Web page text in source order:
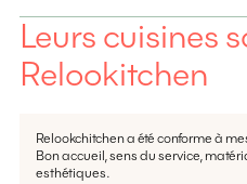
Leurs cuisines
Relookitchen
Relookchitchen a été conforme à
Bon accueil, sens du service,
esthétiques.